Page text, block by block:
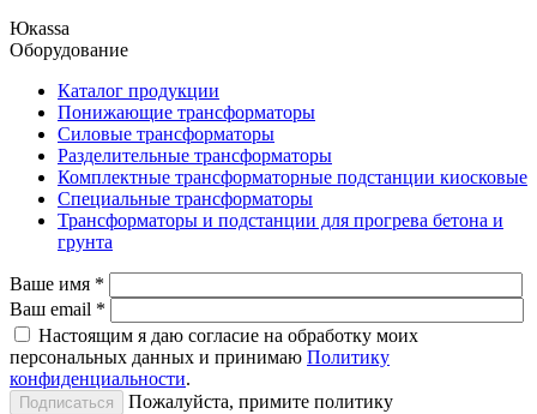
Юкаssа
Оборудование
Каталог продукции
Понижающие трансформаторы
Силовые трансформаторы
Разделительные трансформаторы
Комплектные трансформаторные подстанции киосковые
Специальные трансформаторы
Трансформаторы и подстанции для прогрева бетона и
грунта
Ваше имя *
Ваш email *
Настоящим я даю согласие на обработку моих
персональных данных и принимаю Политику
конфиденциальности.
Пожалуйста, примите политику